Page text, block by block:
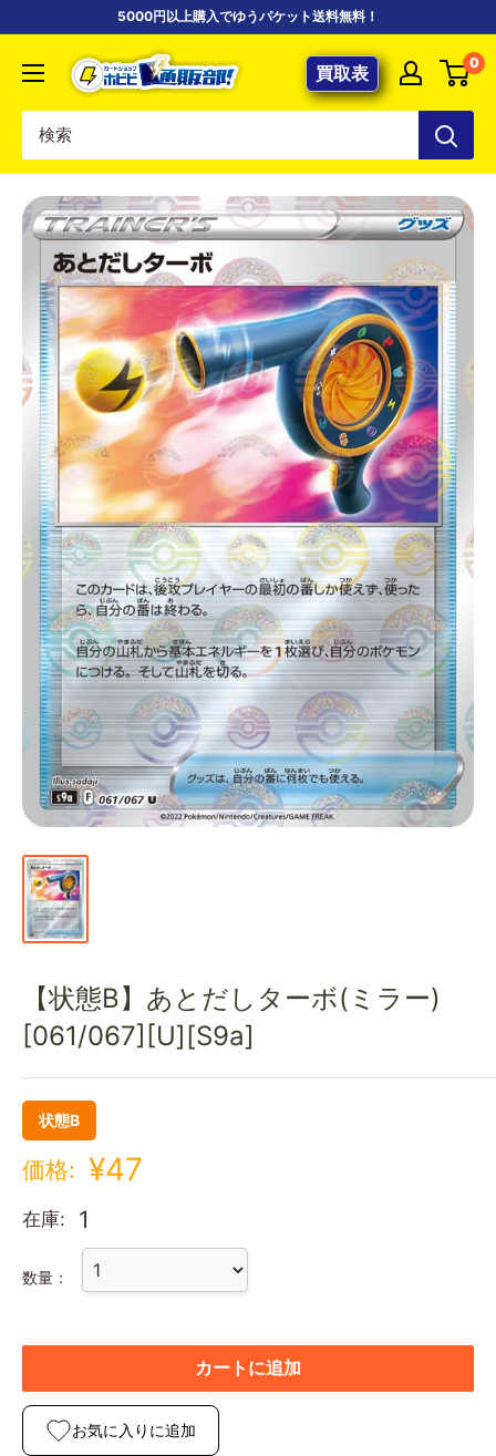
5000円以上購入でゆうパケット送料無料！
【ポ
ケ
専
門
店】
カ
ー
ド
シ
ョ
ッ
プ
ホ
ビ
通
販
部
買取表 0
【状態B】あとだしターボ(ミラー)
[061/067][U][S9a]
状態B
価格: ¥47
在庫: 1
数量：
カートに追加
お気に入りに追加